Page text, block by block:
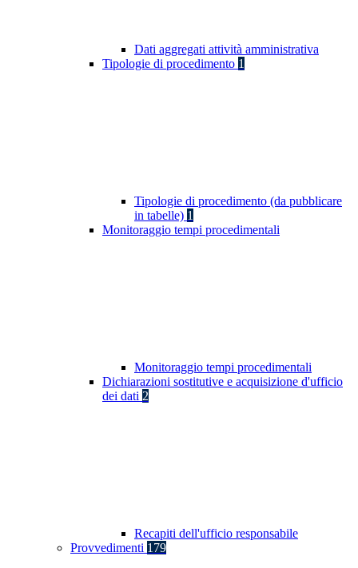
Dati aggregati attività amministrativa
Tipologie di procedimento 1
Tipologie di procedimento (da pubblicare
in tabelle) 1
Monitoraggio tempi procedimentali
Monitoraggio tempi procedimentali
Dichiarazioni sostitutive e acquisizione d'ufficio
dei dati 2
Recapiti dell'ufficio responsabile
Provvedimenti 179